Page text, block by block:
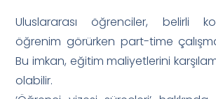
Uluslararası öğrenciler, belirli
öğrenim görürken part-time
Bu imkan, eğitim maliyetlerini
olabilir.